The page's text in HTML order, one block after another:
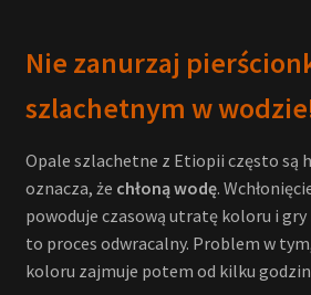
Nie zanurzaj
szlachetnym w
Opale szlachetne z Etiopii często są
oznacza, że chłoną wodę.
powoduje czasową utratę koloru i gry
to proces odwracalny. Problem w
koloru zajmuje potem od kilku